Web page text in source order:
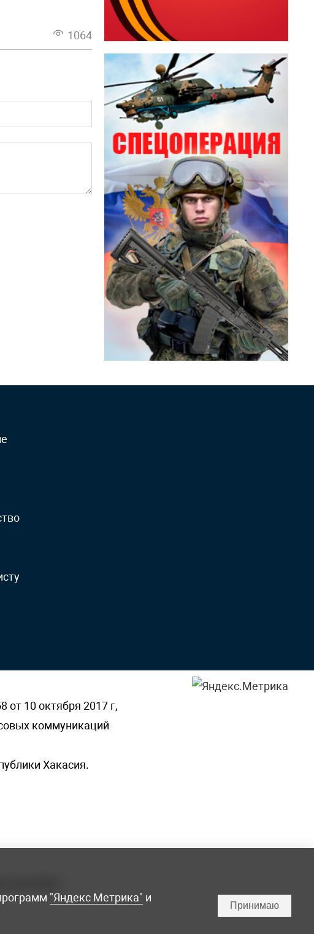
1064
10 октября 2017 г,
коммуникаций
Хакасия.
"Яндекс Метрика" и
Принимаю